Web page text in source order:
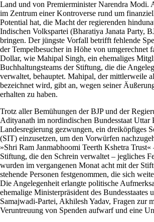
Land und von Premierminister Narendra Modi.
im Zentrum einer Kontroverse rund um
Potential hat, die Macht der regierenden
Indischen Volkspartei (Bharatiya Janata Party,
bringen. Der jüngste Vorfall betrifft fehlende
der Tempelbesucher in Höhe von umgerechnet
Dollar, wie Mahipal Singh, ein ehemaliges
Buchhaltungsteams der Stiftung, die die
verwaltet, behauptet. Mahipal, der mittlerweile
bezeichnet wird, gibt an, wegen seiner
erhalten zu haben.
Trotz aller Bemühungen der BJP und der
Adityanath im nordindischen Bundesstaat Uttar
Landesregierung gezwungen, ein dreiköpfiges
(SIT) einzusetzen, um den Vorwürfen
»Shri Ram Janmabhoomi Teerth Kshetra Trust«
Stiftung, die den Schrein verwaltet – jegliches
wurden im vergangenen Monat acht mit der
stehende Personen festgenommen, die sich
Die Angelegenheit erlangte politische
ehemalige Ministerpräsident des Bundesstaates
Samajwadi-Partei, Akhilesh Yadav, Fragen zur
Veruntreuung von Spenden aufwarf und eine